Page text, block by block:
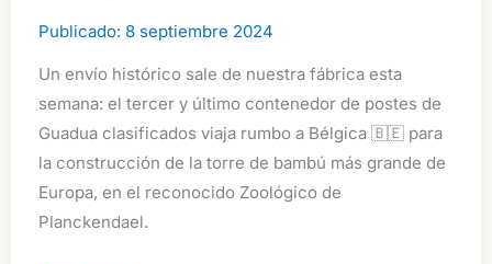
8 septiembre 2024
Un envío histórico sale de nuestra fábrica esta
semana: el tercer y último contenedor de postes de
Guadua clasificados viaja rumbo a Bélgica 🇧🇪 para
la construcción de la torre de bambú más grande de
Europa, en el reconocido Zoológico de
Planckendael.